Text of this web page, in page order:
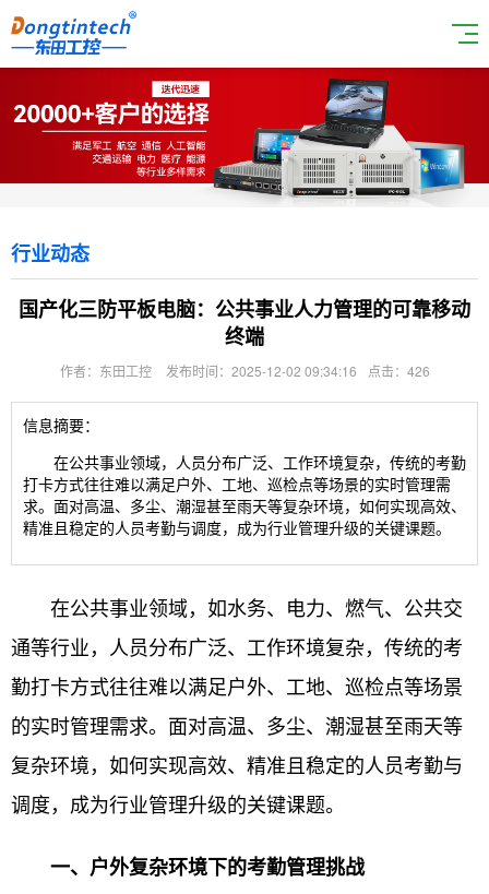
行业动态
国产化三防平板电脑：公共事业人力管理的可靠移动
终端
作者：东田工控 发布时间：2025-12-02 09:34:16 点击：426
信息摘要：
在公共事业领域，人员分布广泛、工作环境复杂，传统的考勤
打卡方式往往难以满足户外、工地、巡检点等场景的实时管理需
求。面对高温、多尘、潮湿甚至雨天等复杂环境，如何实现高效、
精准且稳定的人员考勤与调度，成为行业管理升级的关键课题。
在公共事业领域，如水务、电力、燃气、公共交
通等行业，人员分布广泛、工作环境复杂，传统的考
勤打卡方式往往难以满足户外、工地、巡检点等场景
的实时管理需求。面对高温、多尘、潮湿甚至雨天等
复杂环境，如何实现高效、精准且稳定的人员考勤与
调度，成为行业管理升级的关键课题。
一、户外复杂环境下的考勤管理挑战